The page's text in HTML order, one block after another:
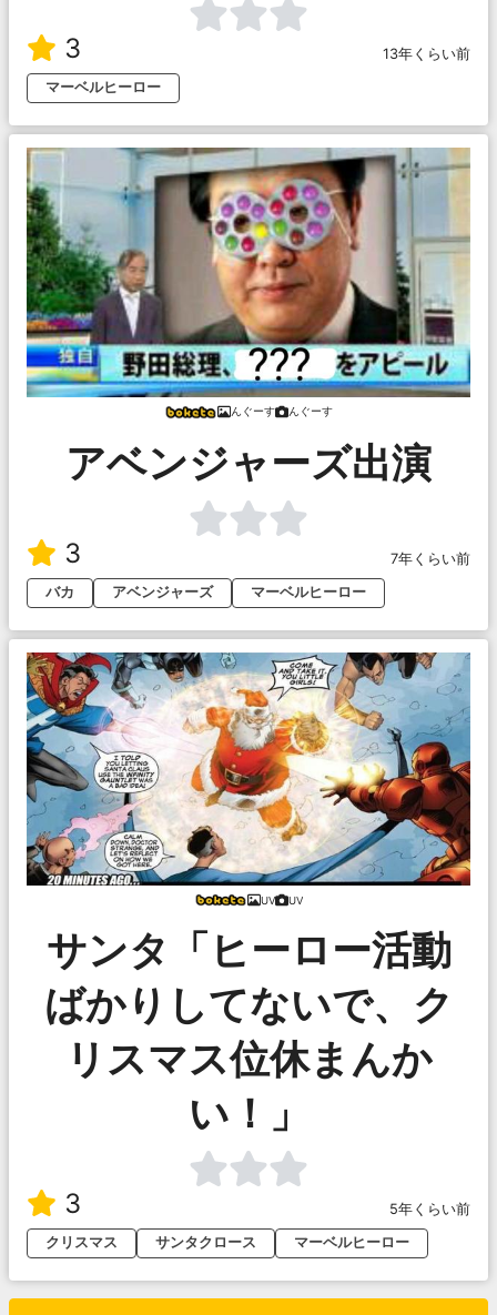
3
13年くらい前
マーベルヒーロー
んぐーす んぐーす
アベンジャーズ出演
3
7年くらい前
バカ
アベンジャーズ マーベルヒーロー
UV UV
サンタ「ヒーロー活動
ばかりしてないで、ク
リスマス位休まんか
い！」
3
5年くらい前
クリスマス
サンタクロース マーベルヒーロー